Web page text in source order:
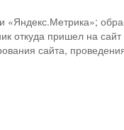
пришел на
сайта,